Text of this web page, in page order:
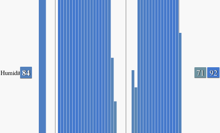
Humidity84 71 92